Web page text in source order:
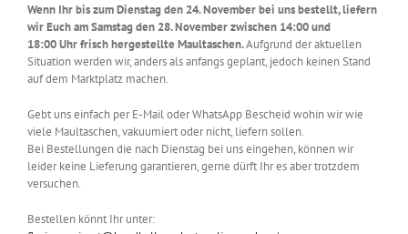
Wenn Ihr bis zum Dienstag den 24. November bei uns bestellt, liefern
wir Euch am Samstag den 28. November zwischen 14:00 und
18:00 Uhr frisch hergestellte Maultaschen.Aufgrund der aktuellen
Situation werden wir, anders als anfangs geplant, jedoch keinen Stand
auf dem Marktplatz machen.
Gebt uns einfach per E-Mail oder WhatsApp Bescheid wohin wir wie
viele Maultaschen, vakuumiert oder nicht, liefern sollen.
Bei Bestellungen die nach Dienstag bei uns eingehen, können wir
leider keine Lieferung garantieren, gerne dürft Ihr es aber trotzdem
versuchen.
Bestellen könnt Ihr unter: